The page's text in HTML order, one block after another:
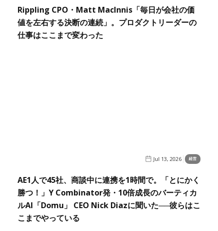
Rippling CPO・Matt MacInnis「毎日が会社の価
値を左右する決断の連続」。プロダクトリーダーの
仕事はここまで変わった
Jul 13, 2026 経営
AE1人で45社、商談中に連携を1時間で。「とにかく
勝つ！」Y Combinator発・10倍成長のバーティカ
ルAI「Domu」 CEO Nick Diazに聞いた──彼らはこ
こまでやっている